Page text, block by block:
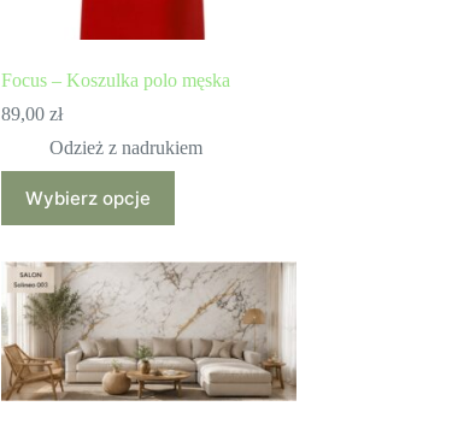
Focus – Koszulka polo męska
89,00 zł
Odzież z nadrukiem
Wybierz opcje
produkt
ma
wariantów.
Opcje
można
wybrać
na
stronie
produktu